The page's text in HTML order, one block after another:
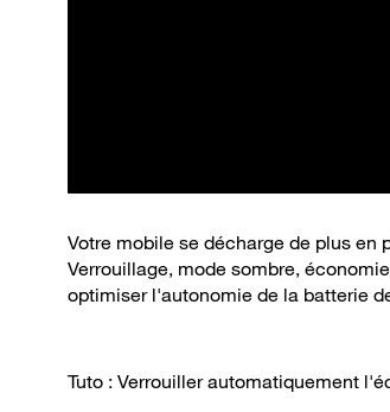
Votre mobile se décharge de plus en
Verrouillage, mode sombre,
optimiser l'autonomie de la batterie
Tuto : Verrouiller automatiquement